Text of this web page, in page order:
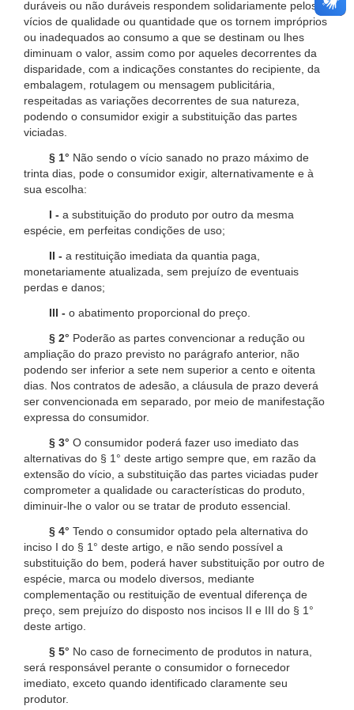
duráveis ou não duráveis respondem solidariamente pelos
vícios de qualidade ou quantidade que os tornem impróprios
ou inadequados ao consumo a que se destinam ou lhes
diminuam o valor, assim como por aqueles decorrentes da
disparidade, com a indicações constantes do recipiente, da
embalagem, rotulagem ou mensagem publicitária,
respeitadas as variações decorrentes de sua natureza,
podendo o consumidor exigir a substituição das partes
viciadas.
§ 1° Não sendo o vício sanado no prazo máximo de
trinta dias, pode o consumidor exigir, alternativamente e à
sua escolha:
I - a substituição do produto por outro da mesma
espécie, em perfeitas condições de uso;
II - a restituição imediata da quantia paga,
monetariamente atualizada, sem prejuízo de eventuais
perdas e danos;
III - o abatimento proporcional do preço.
§ 2° Poderão as partes convencionar a redução ou
ampliação do prazo previsto no parágrafo anterior, não
podendo ser inferior a sete nem superior a cento e oitenta
dias. Nos contratos de adesão, a cláusula de prazo deverá
ser convencionada em separado, por meio de manifestação
expressa do consumidor.
§ 3° O consumidor poderá fazer uso imediato das
alternativas do § 1° deste artigo sempre que, em razão da
extensão do vício, a substituição das partes viciadas puder
comprometer a qualidade ou características do produto,
diminuir-lhe o valor ou se tratar de produto essencial.
§ 4° Tendo o consumidor optado pela alternativa do
inciso I do § 1° deste artigo, e não sendo possível a
substituição do bem, poderá haver substituição por outro de
espécie, marca ou modelo diversos, mediante
complementação ou restituição de eventual diferença de
preço, sem prejuízo do disposto nos incisos II e III do § 1°
deste artigo.
§ 5° No caso de fornecimento de produtos in natura,
será responsável perante o consumidor o fornecedor
imediato, exceto quando identificado claramente seu
produtor.